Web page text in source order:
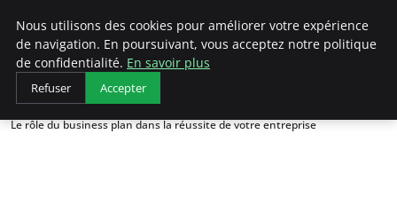
LECFCM
Accueil
Entreprise & Entrepreneuriat
Le rôle du business plan dans la réussite de votre entreprise
Nous utilisons des cookies pour améliorer votre expérience
de navigation. En poursuivant, vous acceptez notre politique
de confidentialité. En savoir plus
Refuser Accepter